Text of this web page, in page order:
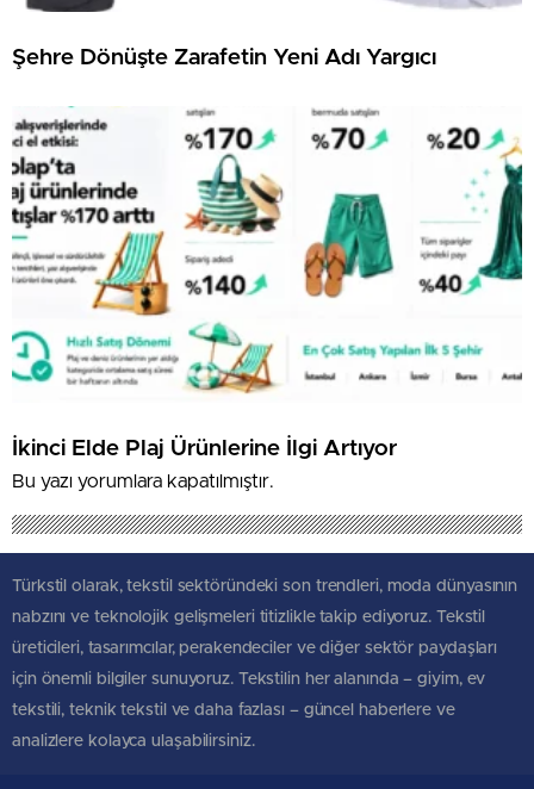
Şehre Dönüşte Zarafetin Yeni Adı Yargıcı
İkinci Elde Plaj Ürünlerine İlgi Artıyor
Bu yazı yorumlara kapatılmıştır.
Türkstil olarak, tekstil sektöründeki son trendleri, moda dünyasının
nabzını ve teknolojik gelişmeleri titizlikle takip ediyoruz. Tekstil
üreticileri, tasarımcılar, perakendeciler ve diğer sektör paydaşları
için önemli bilgiler sunuyoruz. Tekstilin her alanında – giyim, ev
tekstili, teknik tekstil ve daha fazlası – güncel haberlere ve
analizlere kolayca ulaşabilirsiniz.